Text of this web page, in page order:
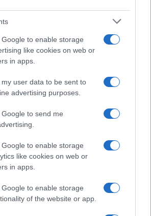
to enable storage
like cookies on web or
in apps.
user data to be sent to
advertising purposes.
to send me
to enable storage
like cookies on web or
in apps.
to enable storage
of the website or app.
Olanda